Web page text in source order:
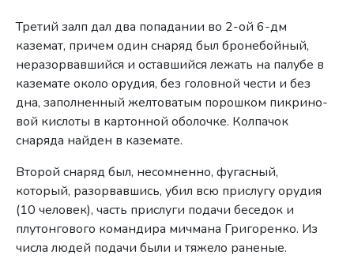
Третий залп дал два попадании во 2-ой 6-дм
каземат, при­чем один снаряд был бронебойный,
неразорвавшийся и остав­шийся лежать на палубе в
каземате около орудия, без головной чести и без
дна, заполненный желтоватым порошком пикрино­
вой кислоты в картонной оболочке. Колпачок
снаряда найден в каземате.
Второй снаряд был, несомненно, фугасный,
который, разорвавшись, убил всю прислугу орудия
(10 человек), часть прислуги подачи беседок и
плутонгового командира мичмана Григоренко. Из
числа людей подачи были и тяжело раненые.